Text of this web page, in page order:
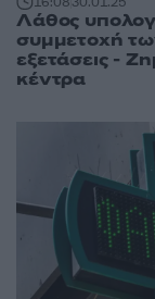
Λάθος
συμμετοχή
εξετάσεις -
κέντρα